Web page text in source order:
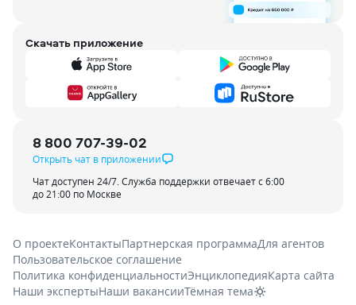
Скачать приложение
8 800 707-39-02
Открыть чат в приложении
Чат доступен 24/7. Служба поддержки отвечает с 6:00
до 21:00 по Москве
О проектеКонтактыПартнерская программаДля агентов
Пользовательское соглашение
Политика конфиденциальностиЭнциклопедияКарта сайта
Наши экспертыНаши вакансииТёмная тема